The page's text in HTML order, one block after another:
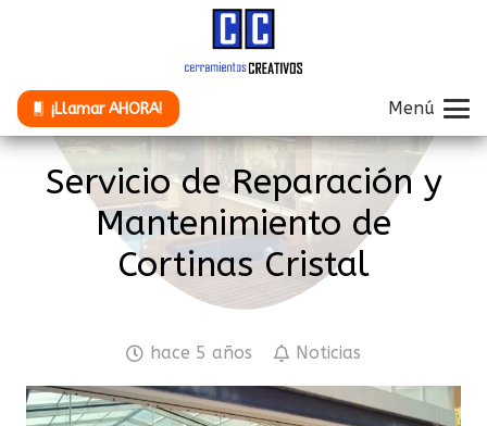
¡Llamar AHORA! Menú
Servicio de Reparación y
Mantenimiento de
Cortinas Cristal
hace 5 años Noticias